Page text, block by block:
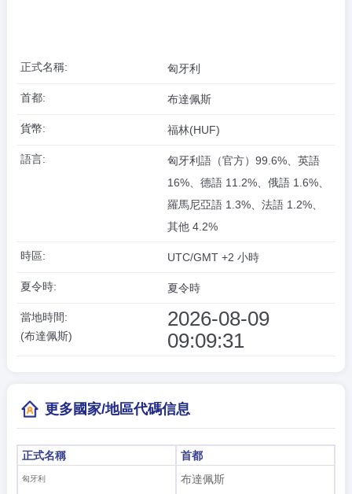
正式名稱: 匈牙利
首都: 布達佩斯
貨幣: 福林(HUF)
語言:
匈牙利語（官方）99.6%、英語
16%、德語 11.2%、俄語 1.6%、
羅馬尼亞語 1.3%、法語 1.2%、
其他 4.2%
時區: UTC/GMT +2 小時
夏令時: 夏令時
當地時間:
(布達佩斯)
2026-08-09
09:09:31
更多國家/地區代碼信息
正式名稱
匈牙利
首都
布達佩斯